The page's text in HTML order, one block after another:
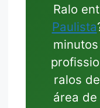
Ralo
Paulista
ralos
área